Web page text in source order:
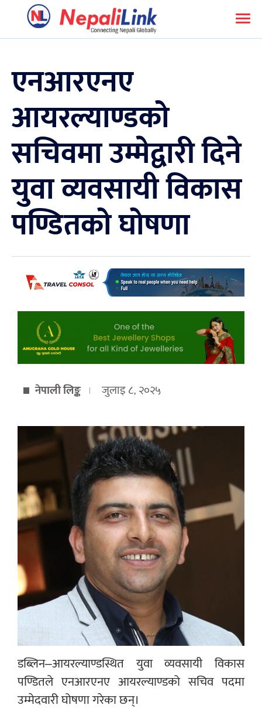
एनआरएनए
आयरल्याण्डको
सचिवमा उम्मेद्वारी दिने
युवा व्यवसायी विकास
पण्डितको घोषणा
नेपाली लिङ्क जुलाइ ८, २०२५
डब्लिन–आयरल्याण्डस्थित युवा व्यवसायी विकास
पण्डितले एनआरएनए आयरल्याण्डको सचिव पदमा
उम्मेदवारी घोषणा गरेका छन्।